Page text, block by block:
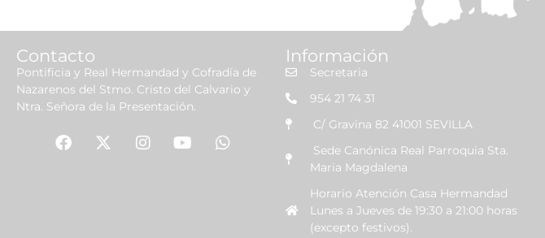
Contacto
Pontificia y Real Hermandad y Cofradía de
Nazarenos del Stmo. Cristo del Calvario y
Ntra. Señora de la Presentación.
Información
Secretaria
954 21 74 31
C/ Gravina 82 41001 SEVILLA
Sede Canónica Real Parroquia Sta.
Maria Magdalena
Horario Atención Casa Hermandad
Lunes a Jueves de 19:30 a 21:00 horas
(excepto festivos).